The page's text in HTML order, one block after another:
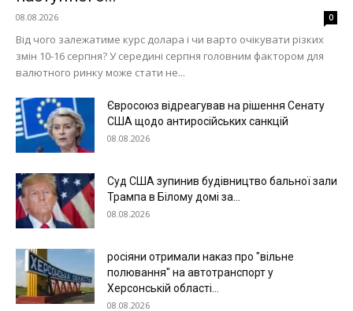
08.08.2026 0
Від чого залежатиме курс долара і чи варто очікувати різких
змін 10-16 серпня? У середині серпня головним фактором для
валютного ринку може стати не...
Євросоюз відреагував на рішення Сенату
США щодо антиросійських санкцій
08.08.2026
Суд США зупинив будівництво бальної зали
Трампа в Білому домі за...
08.08.2026
росіяни отримали наказ про "вільне
полювання" на автотранспорт у
Херсонській області...
08.08.2026